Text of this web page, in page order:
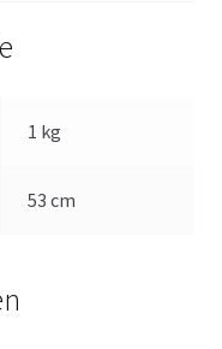
1 kg
53 cm